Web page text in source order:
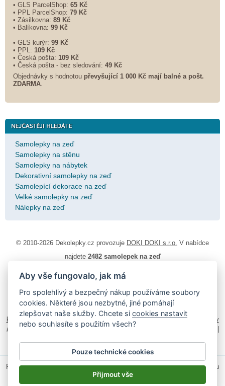
• GLS ParcelShop: 65 Kč
• PPL ParcelShop: 79 Kč
• Zásilkovna: 89 Kč
• Balíkovna: 99 Kč
• GLS kurýr: 99 Kč
• PPL: 109 Kč
• Česká pošta: 109 Kč
• Česká pošta - bez sledování: 49 Kč
Objednávky s hodnotou převyšující 1 000 Kč mají balné a pošt.
ZDARMA
Samolepky na zeď
Samolepky na stěnu
Samolepky na nábytek
Dekorativní samolepky na zeď
Samolepící dekorace na zeď
Velké samolepky na zeď
Nálepky na zeď
© 2010-2026 Dekolepky.cz provozuje DOKI DOKI s.r.o. V nabídce
najdete 2482 samolepek na zeď
Návod k lepení|Životnost samolepek na zeď
podmínky|Ochrana osobních údajů|Cookies |Reklamační řád
Impressum
samolepky na auto |fotomagnetky na lednici fotokalendáře
kühlschrank fotomagnete
foto magnesy na lodówkę|samolepky dieťa v
aute |logoprinty |nálepky na stenu | dárky pro ženy
Podle zákona o evidenci tržeb je prodávající povinen vystavit kupujícímu
účtenku.
Zároveň je povinen zaevidovat přijatou tržbu u správce daně on-line; v
Aby vše fungovalo, jak má
Pro spolehlivý a bezpečný nákup používáme soubory
cookies. Některé jsou nezbytné, jiné pomáhají
zlepšovat naše služby. Chcete sicookies nastavit
nebo souhlasíte s použitím všech?
Pouze technické cookies
Přijmout vše